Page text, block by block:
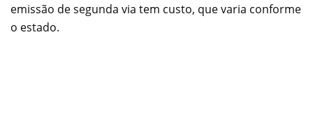
emissão de segunda via tem custo, que varia conforme
o estado.